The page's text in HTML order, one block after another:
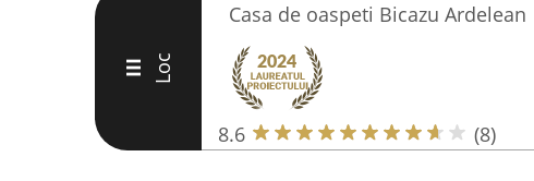
III Loc
Casa de oaspeti Bicazu Ardelean
8.6 (8)